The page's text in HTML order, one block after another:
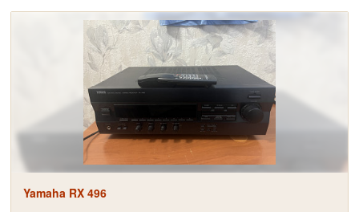
Yamaha RX 496